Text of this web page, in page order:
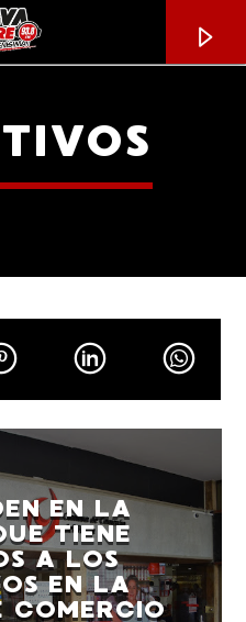
EN LA
TIENE
A LOS
EN LA
COMERCIO